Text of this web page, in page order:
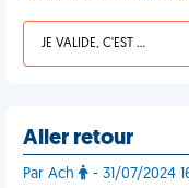
JE VALIDE, C'EST UNE VDM
Aller retour
Par Ach - 31/07/2024